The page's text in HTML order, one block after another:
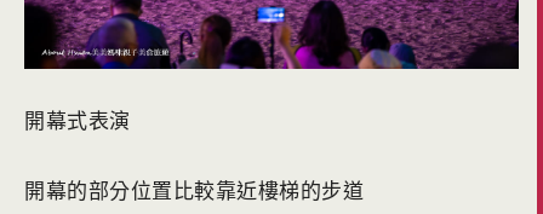
開幕式表演
開幕的部分位置比較靠近樓梯的步道